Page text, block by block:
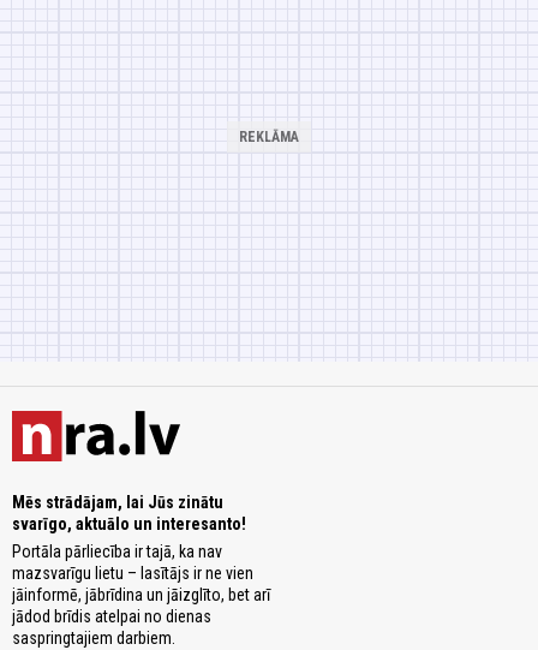
Mēs strādājam, lai Jūs zinātu
svarīgo, aktuālo un interesanto!
Portāla pārliecība ir tajā, ka nav
mazsvarīgu lietu – lasītājs ir ne vien
jāinformē, jābrīdina un jāizglīto, bet arī
jādod brīdis atelpai no dienas
saspringtajiem darbiem.